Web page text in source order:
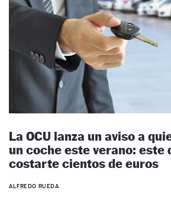
La OCU lanza un aviso a
un coche este verano: este
costarte cientos de euros
ALFREDO RUEDA